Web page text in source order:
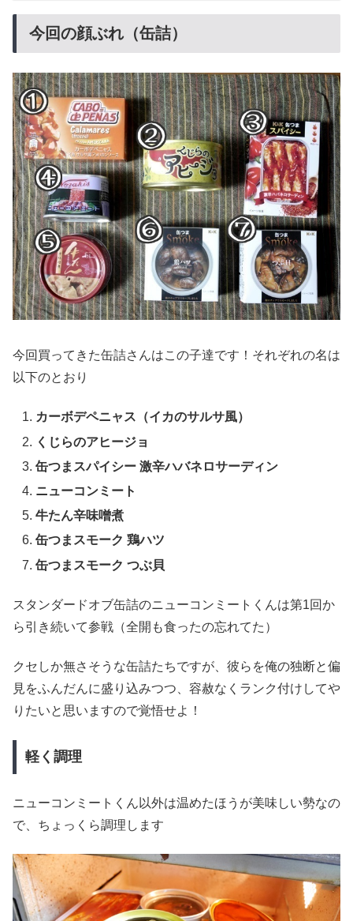
今回の顔ぶれ（缶詰）
今回買ってきた缶詰さんはこの子達です！それぞれの名は
以下のとおり
カーボデペニャス（イカのサルサ風）
くじらのアヒージョ
缶つまスパイシー 激辛ハバネロサーディン
ニューコンミート
牛たん辛味噌煮
缶つまスモーク 鶏ハツ
缶つまスモーク つぶ貝
スタンダードオブ缶詰のニューコンミートくんは第1回か
ら引き続いて参戦（全開も食ったの忘れてた）
クセしか無さそうな缶詰たちですが、彼らを俺の独断と偏
見をふんだんに盛り込みつつ、容赦なくランク付けしてや
りたいと思いますので覚悟せよ！
軽く調理
ニューコンミートくん以外は温めたほうが美味しい勢なの
で、ちょっくら調理します